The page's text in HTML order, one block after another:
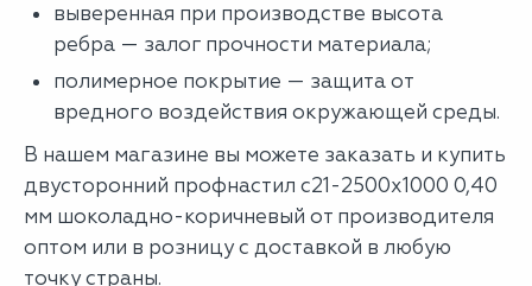
выверенная при производстве высота
ребра — залог прочности материала;
полимерное покрытие — защита от
вредного воздействия окружающей среды.
В нашем магазине вы можете заказать и купить
двусторонний профнастил с21-2500х1000 0,40
мм шоколадно-коричневый от производителя
оптом или в розницу с доставкой в любую
точку страны.